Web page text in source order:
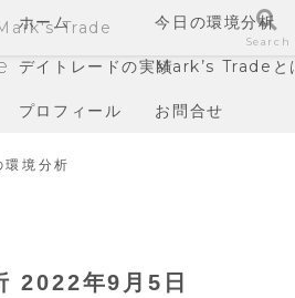
ホーム 今日の環境分析
デイトレードの実績Mark’s Tradeと
プロフィール お問合せ
環境分析
2022年9月5日
Trade
Search